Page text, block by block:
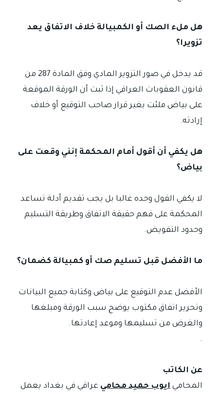
هل ملء الصك أو الكمبيالة خلاف الاتفاق يعد
تزويرا؟
قد يدخل في صور التزوير المادي وفق المادة 287 من
قانون العقوبات العراقي إذا ثبت أن الورقة الموقعة
على بياض ملئت بغير قرار صاحب التوقيع أو خلاف
إرادته.
هل يكفي أن أقول أمام المحكمة إنني وقعت على
بياض؟
لا يكفي القول وحده غالبا بل يجب تقديم أدلة تساعد
المحكمة على فهم حقيقة الاتفاق وطريقة التسليم
وحدود التفويض.
ما الأفضل قبل تسليم صك أو كمبيالة كضمان؟
الأفضل عدم التوقيع على بياض وكتابة جميع البيانات
وتحرير اتفاق مكتوب يوضح سبب الورقة ومبلغها
والغرض من تسليمها وموعد إعادتها.
.
عن الكاتب
المحامي ايوب حميد محامي عراقي في بغداد يعمل